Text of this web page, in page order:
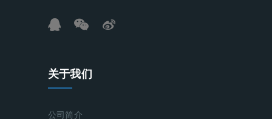
关于我们
公司简介